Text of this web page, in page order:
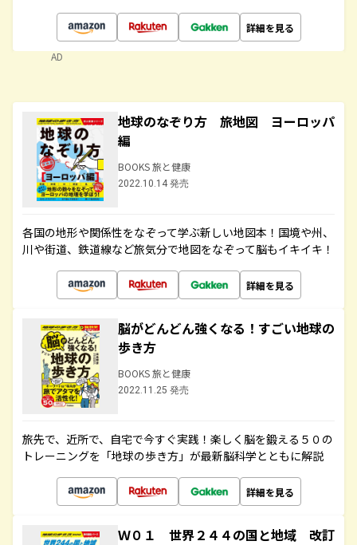
詳細を見る
AD
地球のなぞり方 旅地図 ヨーロッパ
編
BOOKS 旅と健康
2022.10.14 発売
各国の地形や関係性をなぞって学ぶ新しい地図本！国境や州、
川や街道、鉄道線など旅気分で地図をなぞって脳もイキイキ！
詳細を見る
脳がどんどん強くなる！すごい地球の
歩き方
BOOKS 旅と健康
2022.11.25 発売
旅先で、近所で、自宅で今すぐ実践！楽しく脳を鍛える５０の
トレーニングを「地球の歩き方」が最新脳科学とともに解説
詳細を見る
Ｗ０１ 世界２４４の国と地域 改訂